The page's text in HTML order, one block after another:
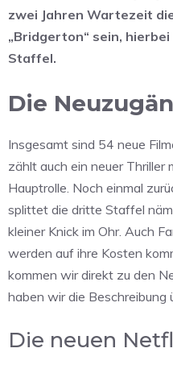
zwei Jahren Wartezeit
„Bridgerton“ sein,
Staffel.
Die
Insgesamt sind 54 neue
zählt auch ein neuer Thriller
Hauptrolle. Noch einmal
splittet die dritte Staffel
kleiner Knick im Ohr. Auch
werden auf ihre Kosten
kommen wir direkt zu den
haben wir die Beschreibung
Die neuen